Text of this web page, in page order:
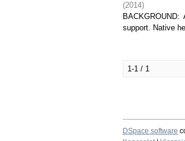
(2014)
support. Native
1-1 / 1
DSpace software